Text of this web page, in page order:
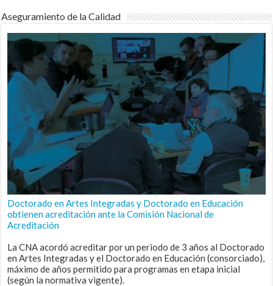
Aseguramiento de la Calidad
Doctorado en Artes Integradas y Doctorado en Educación
obtienen acreditación ante la Comisión Nacional de
Acreditación
La CNA acordó acreditar por un periodo de 3 años al Doctorado
en Artes Integradas y el Doctorado en Educación (consorciado),
máximo de años permitido para programas en etapa inicial
(según la normativa vigente).